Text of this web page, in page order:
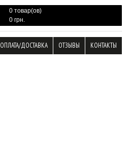
0 товар(ов)
0 грн.
ОПЛАТА/ДОСТАВКА ОТЗЫВЫ КОНТАКТЫ